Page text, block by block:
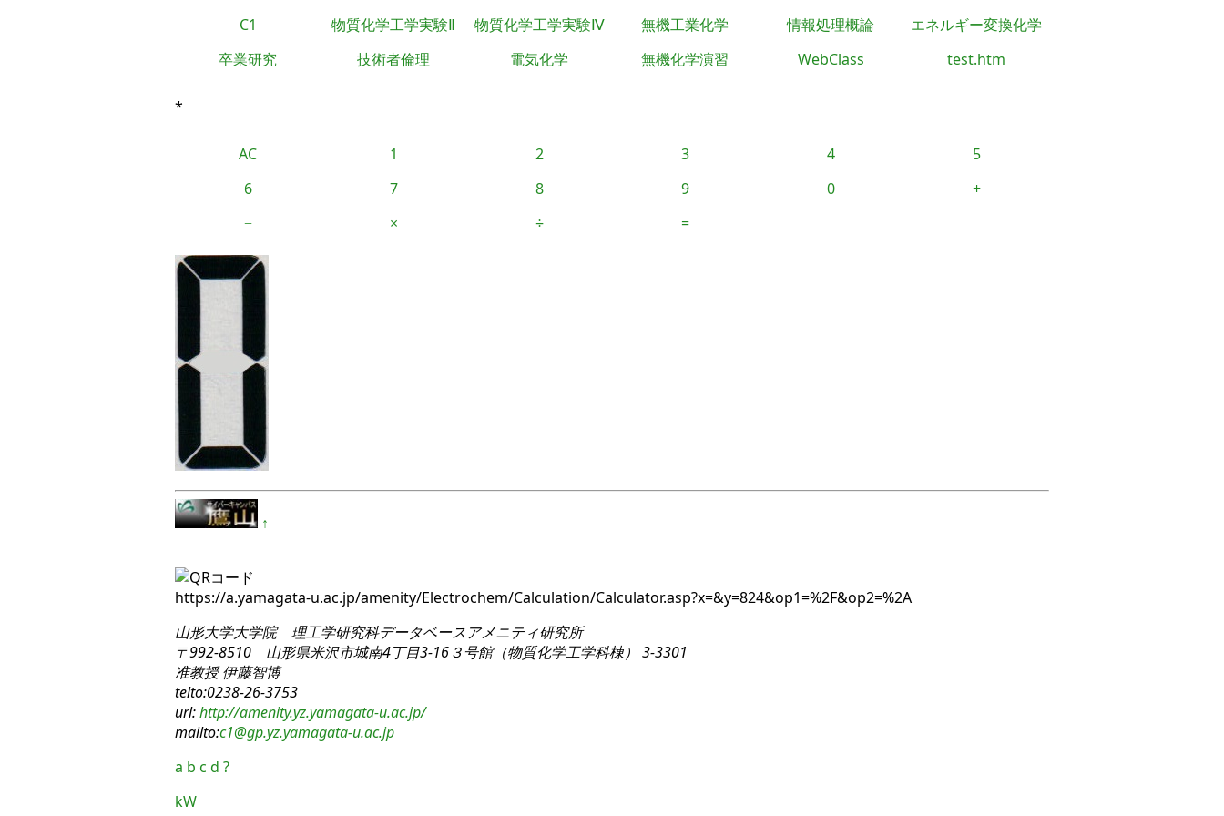
C1 物質化学工学実験Ⅱ 物質化学工学実験Ⅳ 無機工業化学 情報処理概論
エネルギー変換化学
卒業研究
技術者倫理 電気化学 無機化学演習 WebClass test.htm
*
AC 1 2 3 4
5
6
7 8 9 0
+
−
× ÷ =
↑
https://a.yamagata-u.ac.jp/amenity/Electrochem/Calculation/Calculator.asp?x=&y=824&op1=%2F&op2=%2A
山形大学大学院 理工学研究科データベースアメニティ研究所
〒992-8510 山形県米沢市城南4丁目3-16３号館（物質化学工学科棟） 3-3301
准教授 伊藤智博
telto:0238-26-3753
url:http://amenity.yz.yamagata-u.ac.jp/
mailto:c1@gp.yz.yamagata-u.ac.jp
a b c d ?
kW